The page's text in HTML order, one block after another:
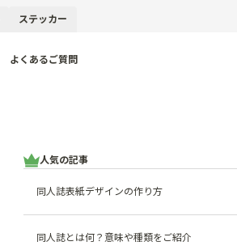
ステッカー
よくあるご質問
人気の記事
同人誌表紙デザインの作り方
同人誌とは何？意味や種類をご紹介